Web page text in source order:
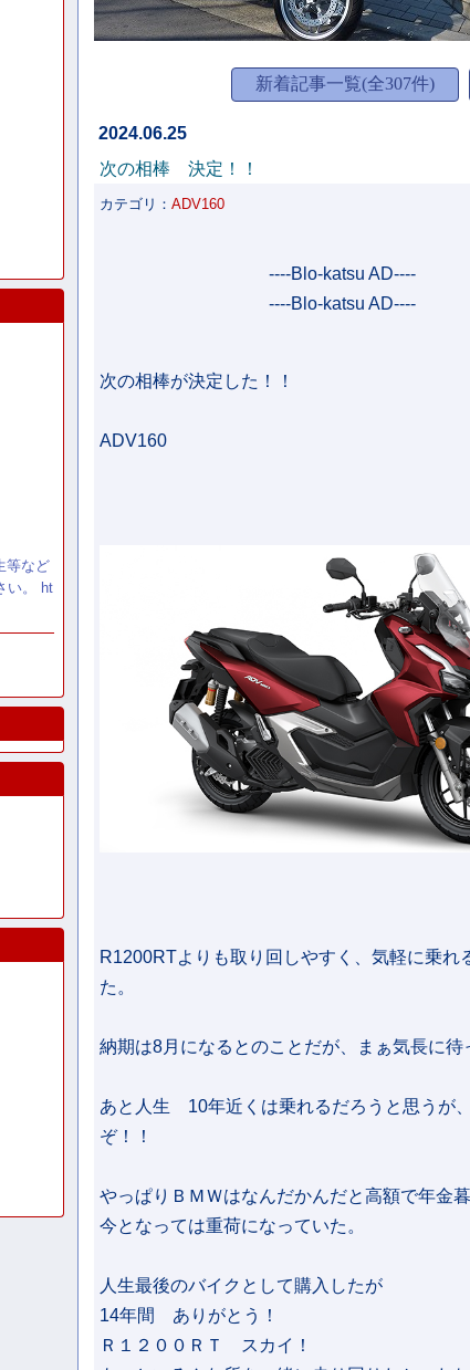
等など
い。 ht
新着記事一覧(全307件)
2024.06.25
次の相棒 決定！！
カテゴリ： ADV160
----Blo-katsu AD----
----Blo-katsu AD----
次の相棒が決定した！！
ADV160
R1200RTよりも取り回しやすく、気軽に乗れ
た。
納期は8月になるとのことだが、まぁ気長に待
あと人生 10年近くは乗れるだろうと思うが
ぞ！！
やっぱりＢＭＷはなんだかんだと高額で年金
今となっては重荷になっていた。
人生最後のバイクとして購入したが
14年間 ありがとう！
Ｒ１２００ＲＴ スカイ！